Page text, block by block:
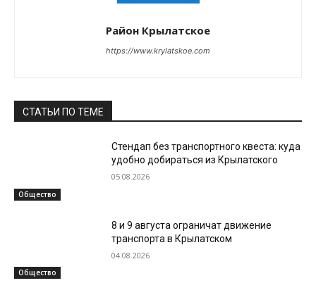
Район Крылатское
https://www.krylatskoe.com
СТАТЬИ ПО ТЕМЕ
Общество
Стендап без транспортного квеста: куда
удобно добираться из Крылатского
05.08.2026
Общество
8 и 9 августа ограничат движение
транспорта в Крылатском
04.08.2026